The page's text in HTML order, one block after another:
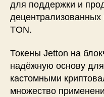
для поддержки и
децентрализованных
TON.
Токены Jetton на
надёжную основу
кастомными
множество